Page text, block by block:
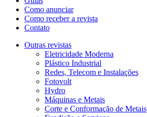
Como anunciar
Como receber a revista
Contato
Outras revistas
Eletricidade Moderna
Plástico Industrial
Redes, Telecom e Instalações
Fotovolt
Hydro
Máquinas e Metais
Corte e Conformação de Metais